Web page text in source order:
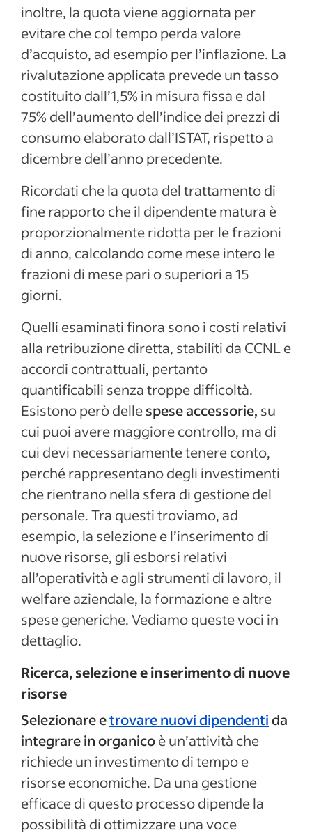
inoltre, la quota viene aggiornata per
evitare che col tempo perda valore
d’acquisto, ad esempio per l’inflazione. La
rivalutazione applicata prevede un tasso
costituito dall’1,5% in misura fissa e dal
75% dell’aumento dell’indice dei prezzi di
consumo elaborato dall’ISTAT, rispetto a
dicembre dell’anno precedente.
Ricordati che la quota del trattamento di
fine rapporto che il dipendente matura è
proporzionalmente ridotta per le frazioni
di anno, calcolando come mese intero le
frazioni di mese pari o superiori a 15
giorni.
Quelli esaminati finora sono i costi relativi
alla retribuzione diretta, stabiliti da CCNL e
accordi contrattuali, pertanto
quantificabili senza troppe difficoltà.
Esistono però dellespese accessorie, su
cui puoi avere maggiore controllo, ma di
cui devi necessariamente tenere conto,
perché rappresentano degli investimenti
che rientrano nella sfera di gestione del
personale. Tra questi troviamo, ad
esempio, la selezione e l’inserimento di
nuove risorse, gli esborsi relativi
all’operatività e agli strumenti di lavoro, il
welfare aziendale, la formazione e altre
spese generiche. Vediamo queste voci in
dettaglio.
Ricerca, selezione e inserimento di nuove
risorse
Selezionare etrovare nuovi dipendentida
integrare in organicoè un’attività che
richiede un investimento di tempo e
risorse economiche. Da una gestione
efficace di questo processo dipende la
possibilità di ottimizzare una voce